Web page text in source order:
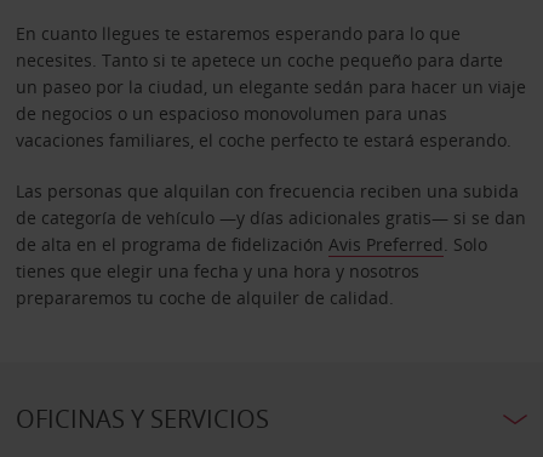
En cuanto llegues te estaremos esperando para lo que
necesites. Tanto si te apetece un coche pequeño para darte
un paseo por la ciudad, un elegante sedán para hacer un viaje
de negocios o un espacioso monovolumen para unas
vacaciones familiares, el coche perfecto te estará esperando.
Las personas que alquilan con frecuencia reciben una subida
de categoría de vehículo —y días adicionales gratis— si se dan
de alta en el programa de fidelización Avis Preferred. Solo
tienes que elegir una fecha y una hora y nosotros
prepararemos tu coche de alquiler de calidad.
OFICINAS Y SERVICIOS